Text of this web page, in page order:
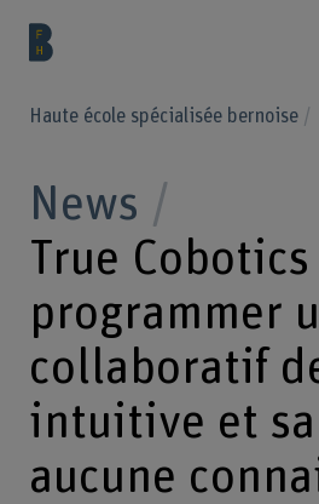
Haute école spécialisée bernoise
News
True Cobotics
programmer
collaboratif
intuitive et
aucune